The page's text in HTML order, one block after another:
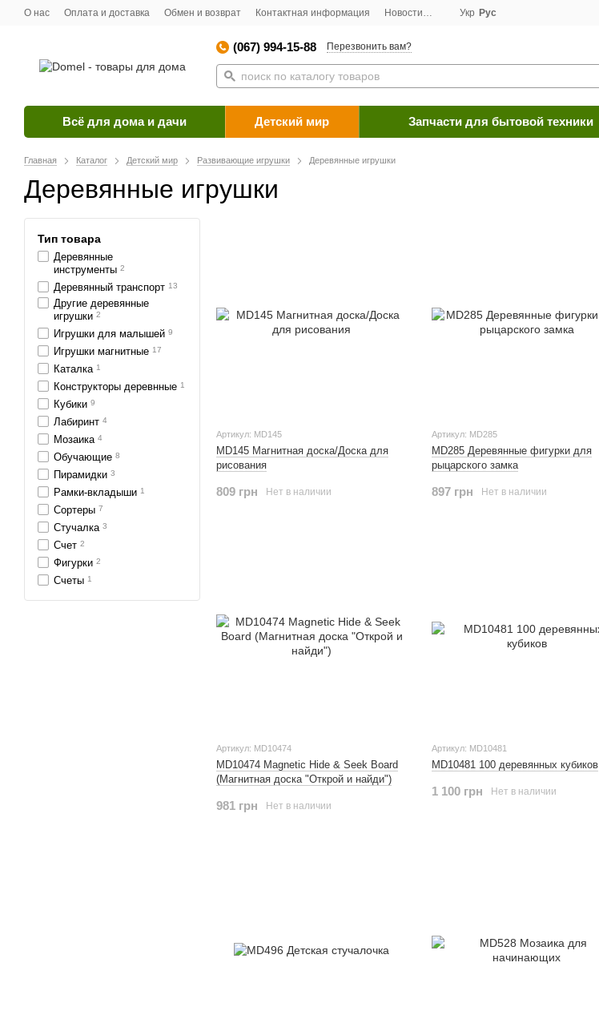
О нас Оплата и доставка Обмен и возврат Контактная информация Новости Договор публичной оферты
Укр Рус
(067) 994-15-88 Перезвонить вам?
Всё для дома и дачи Детский мир Запчасти для бытовой техники
Главная Каталог Детский мир Развивающие игрушки Деревянные игрушки
Деревянные игрушки
Артикул: MD145
MD145 Магнитная доска/Доска для
рисования
809 грн Нет в наличии
Артикул: MD285
MD285 Деревянные фигурки для
рыцарского замка
897 грн Нет в наличии
Артикул: MD10474
MD10474 Magnetic Hide & Seek Board
(Магнитная доска "Открой и найди")
981 грн Нет в наличии
Артикул: MD10481
MD10481 100 деревянных кубиков
1 100 грн Нет в наличии
Тип товара
Деревянные
инструменты 2
Деревянный транспорт 13
Другие деревянные
игрушки 2
Игрушки для малышей 9
Игрушки магнитные 17
Каталка 1
Конструкторы деревнные 1
Кубики 9
Лабиринт 4
Мозаика 4
Обучающие 8
Пирамидки 3
Рамки-вкладыши 1
Сортеры 7
Стучалка 3
Счет 2
Фигурки 2
Счеты 1